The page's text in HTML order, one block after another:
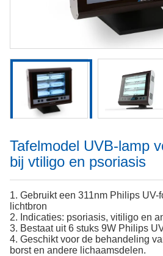
Tafelmodel UVB-lamp
bij vtiligo en psoriasis
1. Gebruikt een 311nm Philips
lichtbron
2. Indicaties: psoriasis, vitiligo en
3. Bestaat uit 6 stuks 9W Philips
4. Geschikt voor de behandeling
borst en andere lichaamsdelen.